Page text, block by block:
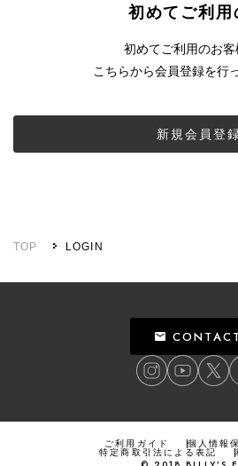
初めてご利用
初めてご利用のお客
こちらから会員登録を行
新規会員登
TOP LOGIN
CONTACT
ご利用ガイド 個人情報
特定商取引法による表記